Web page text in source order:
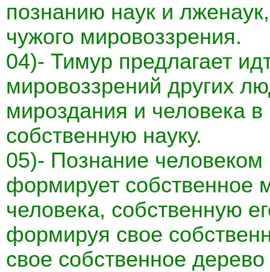
познанию наук и
чужого мировоззрения.
04)- Тимур предлагает
мировоззрений других
мироздания и человека
собственную науку.
05)- Познание
формирует собственное
человека, собственную
формируя свое
свое собственное